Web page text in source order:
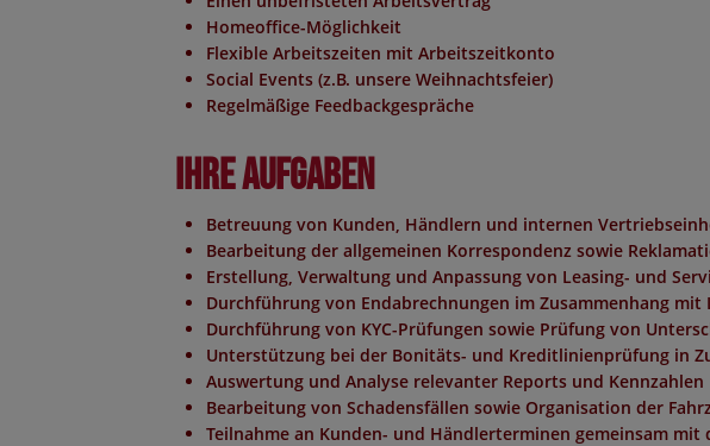
Homeoffice-Möglichkeit
Flexible Arbeitszeiten mit Arbeitszeitkonto
Social Events (z.B. unsere Weihnachtsfeier)
Regelmäßige Feedbackgespräche
Ihre Aufgaben
Betreuung von Kunden, Händlern und internen
Bearbeitung der allgemeinen Korrespondenz sowie
Erstellung, Verwaltung und Anpassung von Leasing- und
Durchführung von Endabrechnungen im Zusammenhang mit
Durchführung von KYC-Prüfungen sowie Prüfung von
Unterstützung bei der Bonitäts- und Kreditlinienprüfung in
Auswertung und Analyse relevanter Reports und Kennzahlen
Bearbeitung von Schadensfällen sowie Organisation der
Teilnahme an Kunden- und Händlerterminen gemeinsam mit